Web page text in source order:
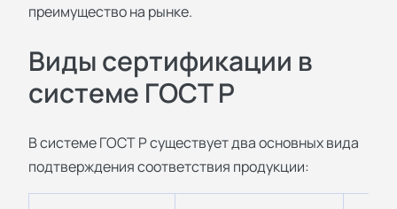
преимущество на рынке.
Виды сертификации в
системе ГОСТ Р
В системе ГОСТ Р существует два основных вида
подтверждения соответствия продукции: